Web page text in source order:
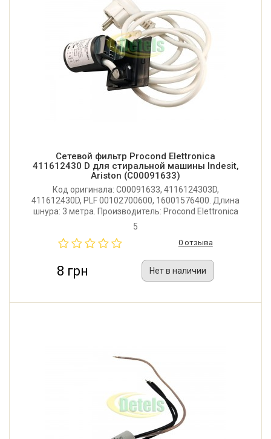
Сетевой фильтр Procond Elettronica
411612430 D для стиральной машины Indesit,
Ariston (C00091633)
Код оригинала: C00091633, 4116124303D,
411612430D, PLF 00102700600, 16001576400. Длина
шнура: 3 метра. Производитель: Procond Elettronica
(Италия), Оригинальная запчасть от компании
5
0 отзыва
8 грн Нет в наличии